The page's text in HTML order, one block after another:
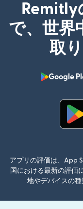
で、世界
取
Google
アプリの評価は、App
国における最新の評価
地やデバイスの種